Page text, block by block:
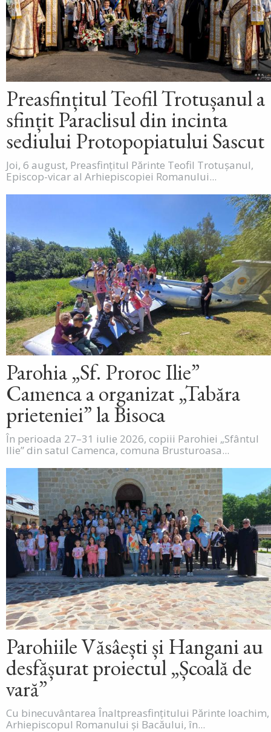
Preasfințitul Teofil Trotușanul a
sfințit Paraclisul din incinta
sediului Protopopiatului Sascut
Joi, 6 august, Preasfințitul Părinte Teofil Trotușanul,
Episcop-vicar al Arhiepiscopiei Romanului...
Parohia „Sf. Proroc Ilie”
Camenca a organizat „Tabăra
prieteniei” la Bisoca
În perioada 27–31 iulie 2026, copiii Parohiei „Sfântul
Ilie” din satul Camenca, comuna Brusturoasa...
Parohiile Văsâești și Hangani au
desfășurat proiectul „Școală de
vară”
Cu binecuvântarea Înaltpreasfințitului Părinte Ioachim,
Arhiepiscopul Romanului și Bacăului, în...